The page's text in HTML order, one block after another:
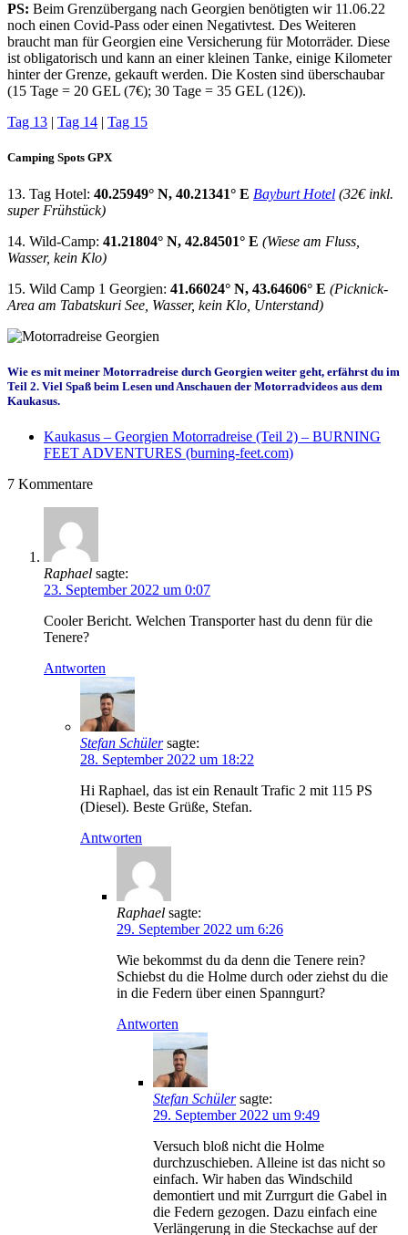
PS: Beim Grenzübergang nach Georgien benötigten wir 11.06.22
noch einen Covid-Pass oder einen Negativtest. Des Weiteren
braucht man für Georgien eine Versicherung für Motorräder. Diese
ist obligatorisch und kann an einer kleinen Tanke, einige Kilometer
hinter der Grenze, gekauft werden. Die Kosten sind überschaubar
(15 Tage = 20 GEL (7€); 30 Tage = 35 GEL (12€)).
Tag 13 | Tag 14 | Tag 15
Camping Spots GPX
13. Tag Hotel: 40.25949° N, 40.21341° E Bayburt Hotel (32€ inkl.
super Frühstück)
14. Wild-Camp: 41.21804° N, 42.84501° E (Wiese am Fluss,
Wasser, kein Klo)
15. Wild Camp 1 Georgien: 41.66024° N, 43.64606° E (Picknick-
Area am Tabatskuri See, Wasser, kein Klo, Unterstand)
Wie es mit meiner Motorradreise durch Georgien weiter geht, erfährst du im
Teil 2. Viel Spaß beim Lesen und Anschauen der Motorradvideos aus dem
Kaukasus.
Kaukasus – Georgien Motorradreise (Teil 2) – BURNING
FEET ADVENTURES (burning-feet.com)
7 Kommentare
Raphael sagte:
23. September 2022 um 0:07
Cooler Bericht. Welchen Transporter hast du denn für die
Tenere?
Antworten
Stefan Schüler sagte:
28. September 2022 um 18:22
Hi Raphael, das ist ein Renault Trafic 2 mit 115 PS
(Diesel). Beste Grüße, Stefan.
Antworten
Raphael sagte:
29. September 2022 um 6:26
Wie bekommst du da denn die Tenere rein?
Schiebst du die Holme durch oder ziehst du die
in die Federn über einen Spanngurt?
Antworten
Stefan Schüler sagte:
29. September 2022 um 9:49
Versuch bloß nicht die Holme
durchzuschieben. Alleine ist das nicht so
einfach. Wir haben das Windschild
demontiert und mit Zurrgurt die Gabel in
die Federn gezogen. Dazu einfach eine
Verlängerung in die Steckachse auf der